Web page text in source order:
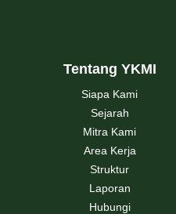
Tentang YKMI
Siapa Kami
Sejarah
Mitra Kami
Area Kerja
Struktur
Laporan
Hubungi